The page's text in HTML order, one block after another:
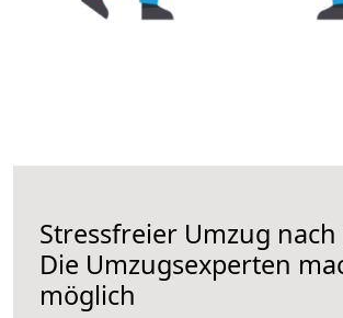
Stressfreier Umzug nach
Die Umzugsexperten
möglich